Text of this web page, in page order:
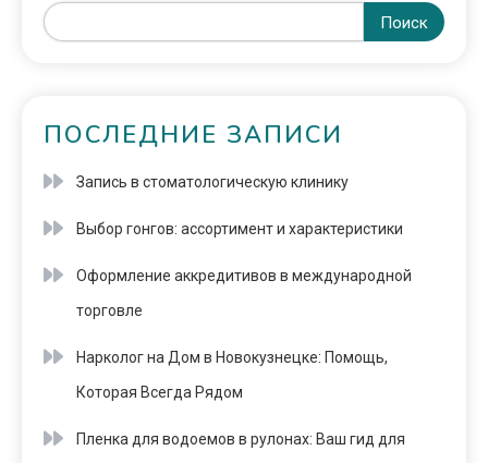
Поиск
ПОСЛЕДНИЕ ЗАПИСИ
Запись в стоматологическую клинику
Выбор гонгов: ассортимент и характеристики
Оформление аккредитивов в международной
торговле
Нарколог на Дом в Новокузнецке: Помощь,
Которая Всегда Рядом
Пленка для водоемов в рулонах: Ваш гид для